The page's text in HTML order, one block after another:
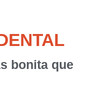
bonita que